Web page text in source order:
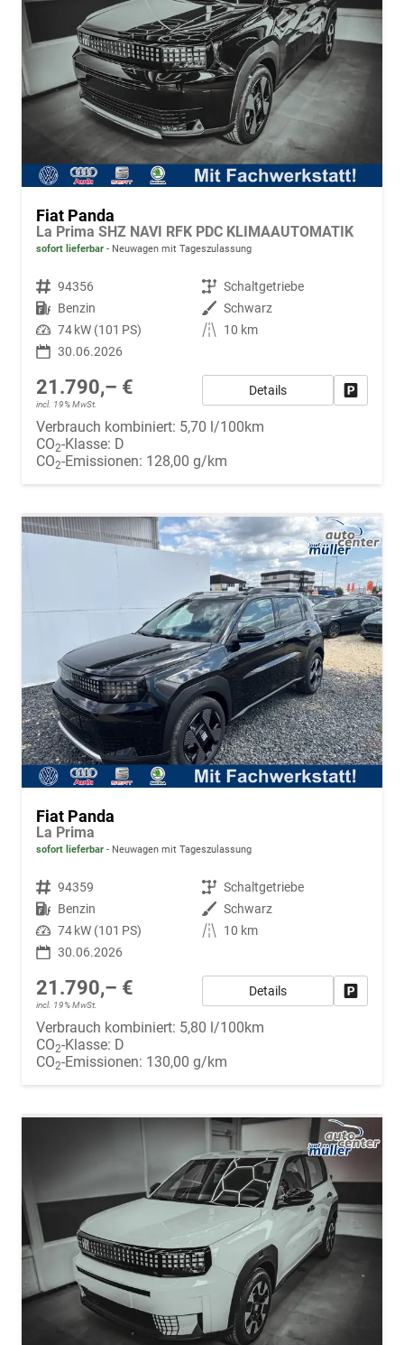
Fiat Panda
La Prima SHZ NAVI RFK PDC KLIMAAUTOMATIK
sofort lieferbar Neuwagen mit Tageszulassung
Fahrzeugnr. 94356 Getriebe Schaltgetriebe
Kraftstoff Benzin Außenfarbe Schwarz
Leistung 74 kW (101 PS) Kilometerstand
10 km
30.06.2026
21.790,– €
incl. 19% MwSt.
Details
Verbrauch kombiniert: 5,70 l/100km
CO2-Klasse: D
CO2-Emissionen: 128,00 g/km
Fiat Panda
La Prima
sofort lieferbar Neuwagen mit Tageszulassung
Fahrzeugnr. 94359 Getriebe Schaltgetriebe
Kraftstoff Benzin Außenfarbe Schwarz
Leistung 74 kW (101 PS) Kilometerstand
10 km
30.06.2026
21.790,– €
incl. 19% MwSt.
Details
Verbrauch kombiniert: 5,80 l/100km
CO2-Klasse: D
CO2-Emissionen: 130,00 g/km